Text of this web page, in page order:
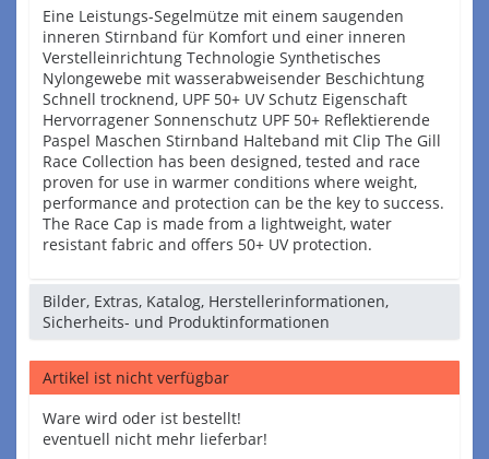
Eine Leistungs-Segelmütze mit einem saugenden
inneren Stirnband für Komfort und einer inneren
Verstelleinrichtung Technologie Synthetisches
Nylongewebe mit wasserabweisender Beschichtung
Schnell trocknend, UPF 50+ UV Schutz Eigenschaft
Hervorragener Sonnenschutz UPF 50+ Reflektierende
Paspel Maschen Stirnband Halteband mit Clip The Gill
Race Collection has been designed, tested and race
proven for use in warmer conditions where weight,
performance and protection can be the key to success.
The Race Cap is made from a lightweight, water
resistant fabric and offers 50+ UV protection.
Bilder, Extras, Katalog, Herstellerinformationen,
Sicherheits- und Produktinformationen
Artikel ist nicht verfügbar
Ware wird oder ist bestellt!
eventuell nicht mehr lieferbar!